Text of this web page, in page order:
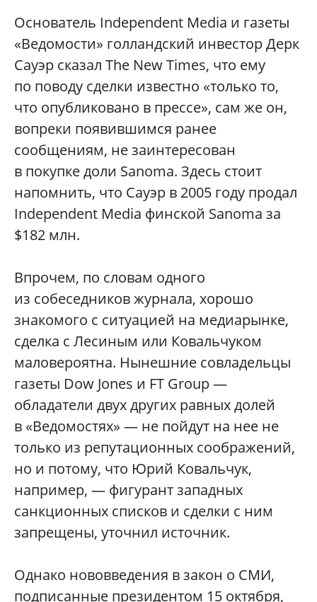
Основатель Independent Media и газеты
«Ведомости» голландский инвестор Дерк
Сауэр сказал The New Times, что ему
по поводу сделки известно «только то,
что опубликовано в прессе», сам же он,
вопреки появившимся ранее
сообщениям, не заинтересован
в покупке доли Sanoma. Здесь стоит
напомнить, что Сауэр в 2005 году продал
Independent Media финской Sanoma за
$182 млн.
Впрочем, по словам одного
из собеседников журнала, хорошо
знакомого с ситуацией на медиарынке,
сделка с Лесиным или Ковальчуком
маловероятна. Нынешние совладельцы
газеты Dow Jones и FT Group —
обладатели двух других равных долей
в «Ведомостях» — не пойдут на нее не
только из репутационных соображений,
но и потому, что Юрий Ковальчук,
например, — фигурант западных
санкционных списков и сделки с ним
запрещены, уточнил источник.
Однако нововведения в закон о СМИ,
подписанные президентом 15 октября,